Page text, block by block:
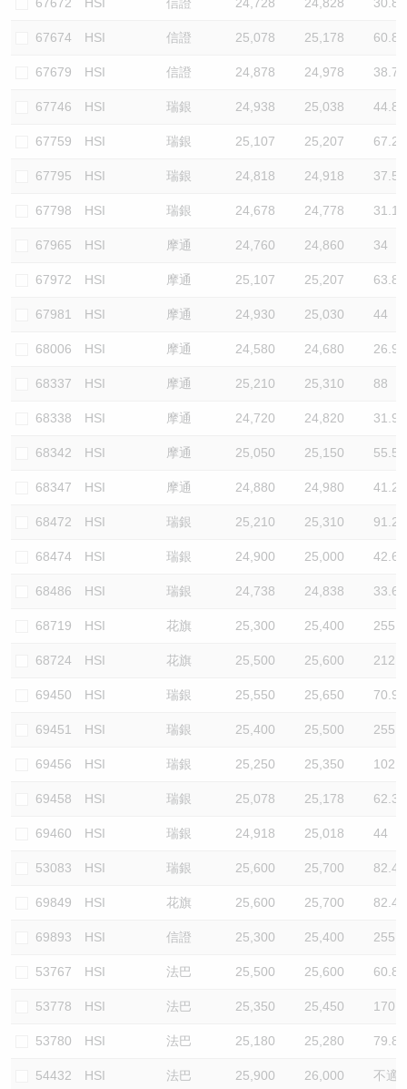
67674 HSI 信證 25,078 25,178 60.8
67679 HSI 信證 24,878 24,978 38.7
67746 HSI 瑞銀 24,938 25,038 44.8
67759 HSI 瑞銀 25,107 25,207 67.2
67795 HSI 瑞銀 24,818 24,918 37.5
67798 HSI 瑞銀 24,678 24,778 31.1
67965 HSI 摩通 24,760 24,860 34
67972 HSI 摩通 25,107 25,207 63.8
67981 HSI 摩通 24,930 25,030 44
68006 HSI 摩通 24,580 24,680 26.9
68337 HSI 摩通 25,210 25,310 88
68338 HSI 摩通 24,720 24,820 31.9
68342 HSI 摩通 25,050 25,150 55.5
68347 HSI 摩通 24,880 24,980 41.2
68472 HSI 瑞銀 25,210 25,310 91.2
68474 HSI 瑞銀 24,900 25,000 42.6
68486 HSI 瑞銀 24,738 24,838 33.6
68719 HSI 花旗 25,300 25,400 255.3
68724 HSI 花旗 25,500 25,600 212.8
69450 HSI 瑞銀 25,550 25,650 70.9
69451 HSI 瑞銀 25,400 25,500 255.3
69456 HSI 瑞銀 25,250 25,350 102.1
69458 HSI 瑞銀 25,078 25,178 62.3
69460 HSI 瑞銀 24,918 25,018 44
53083 HSI 瑞銀 25,600 25,700 82.4
69849 HSI 花旗 25,600 25,700 82.4
69893 HSI 信證 25,300 25,400 255.3
53767 HSI 法巴 25,500 25,600 60.8
53778 HSI 法巴 25,350 25,450 170.2
53780 HSI 法巴 25,180 25,280 79.8
54432 HSI 法巴 25,900 26,000 不適